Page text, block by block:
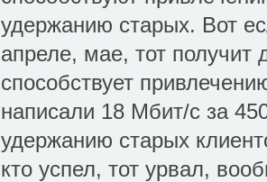
удержанию старых. Вот
апреле, мае, тот получит
способствует
написали 18 Мбит/с за
удержанию старых
кто успел, тот урвал,